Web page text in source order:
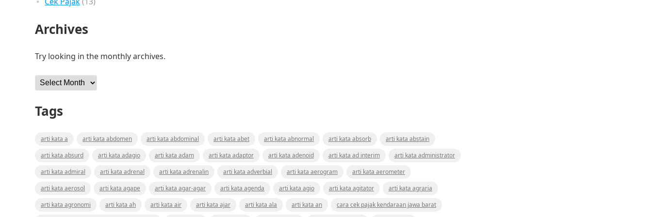
Archives
Try looking in the monthly archives.
Archives
Tags
arti kata a arti kata abdomen arti kata abdominal arti kata abet arti kata abnormal arti kata absorb
arti kata abstain
arti kata absurd
arti kata adagio arti kata adam arti kata adaptor arti kata adenoid arti kata ad interim
arti kata administrator
arti kata admiral
arti kata adrenal arti kata adrenalin arti kata adverbial arti kata aerogram
arti kata aerometer
arti kata aerosol
arti kata agape arti kata agar-agar arti kata agenda arti kata agio arti kata agitator
arti kata agraria
arti kata agronomi
arti kata ah arti kata air arti kata ajar arti kata ala arti kata an
cara cek pajak kendaraan jawa barat